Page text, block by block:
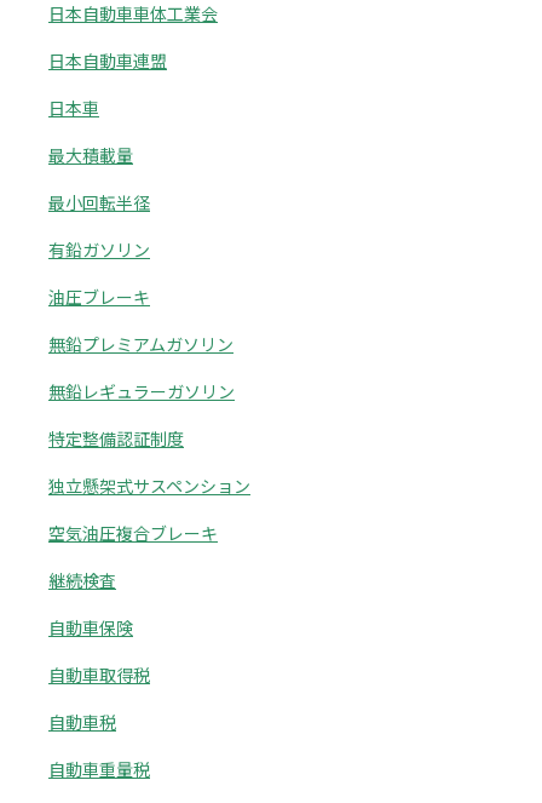
日本自動車車体工業会
日本自動車連盟
日本車
最大積載量
最小回転半径
有鉛ガソリン
油圧ブレーキ
無鉛プレミアムガソリン
無鉛レギュラーガソリン
特定整備認証制度
独立懸架式サスペンション
空気油圧複合ブレーキ
継続検査
自動車保険
自動車取得税
自動車税
自動車重量税